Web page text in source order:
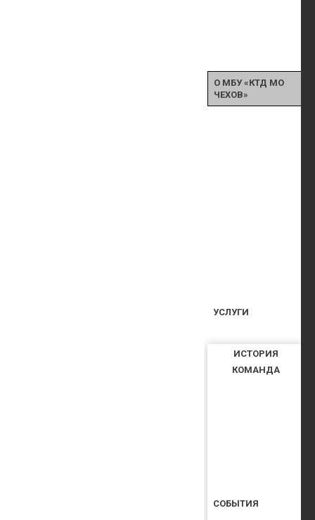
О МБУ «КТД МО
ЧЕХОВ»
ИСТОРИЯ
КОМАНДА
УСЛУГИ
СОБЫТИЯ